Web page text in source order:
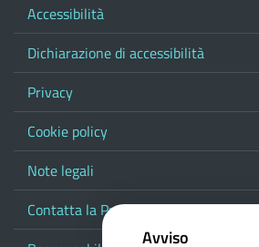
Accessibilità
Dichiarazione di accessibilità
Privacy
Cookie policy
Note legali
Contatta la Provincia
Avviso